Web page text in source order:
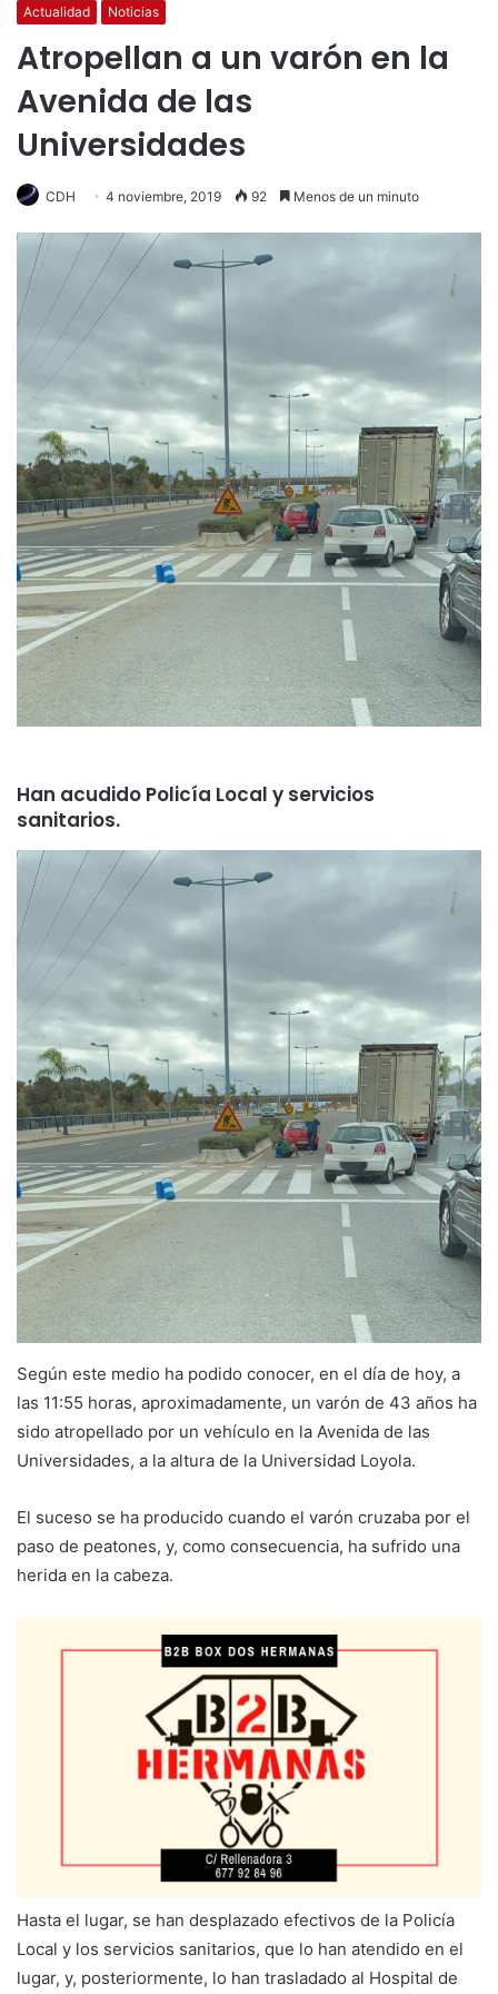
Actualidad Noticias
Atropellan a un varón en la
Avenida de las
Universidades
CDH 4 noviembre, 2019 92 Menos de un minuto
Han acudido Policía Local y servicios
sanitarios.
Según este medio ha podido conocer, en el día de hoy, a
las 11:55 horas, aproximadamente, un varón de 43 años ha
sido atropellado por un vehículo en la Avenida de las
Universidades, a la altura de la Universidad Loyola.
El suceso se ha producido cuando el varón cruzaba por el
paso de peatones, y, como consecuencia, ha sufrido una
herida en la cabeza.
Hasta el lugar, se han desplazado efectivos de la Policía
Local y los servicios sanitarios, que lo han atendido en el
lugar, y, posteriormente, lo han trasladado al Hospital de